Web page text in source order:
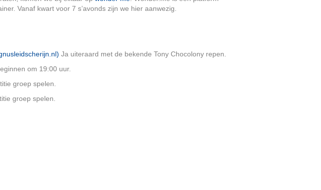
Vanaf kwart voor 7 s’avonds zijn we hier aanwezig.
Ja uiteraard met de bekende Tony Chocolony repen.
om 19:00 uur.
groep spelen.
groep spelen.